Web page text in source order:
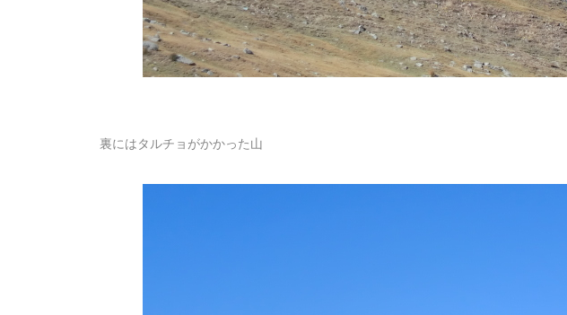
裏にはタルチョがかかった山